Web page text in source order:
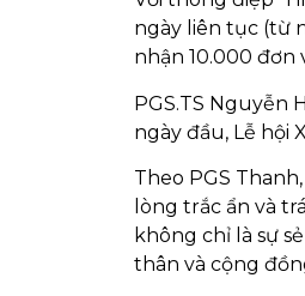
ngày liên tục (từ
nhận 10.000 đơn
PGS.TS Nguyễn
ngày đầu, Lễ hội
Theo PGS
lòng trắc ẩn và
không chỉ là sự
thân và cộng